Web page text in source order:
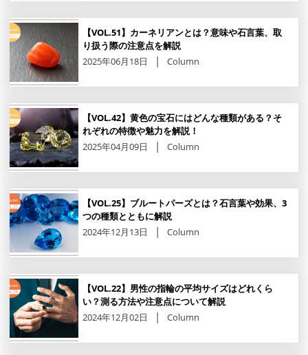
【VOL.51】カーネリアンとは？意味や石言葉、取
り扱う際の注意点を解説
2025年06月18日
Column
【VOL.42】黄色の宝石にはどんな種類がある？そ
れぞれの特徴や魅力を解説！
2025年04月09日
Column
【VOL.25】ブルートパーズとは？石言葉や効果、3
つの種類とともに解説
2024年12月13日
Column
【VOL.22】男性の指輪の平均サイズはどれくら
い？測る方法や注意点について解説
2024年12月02日
Column